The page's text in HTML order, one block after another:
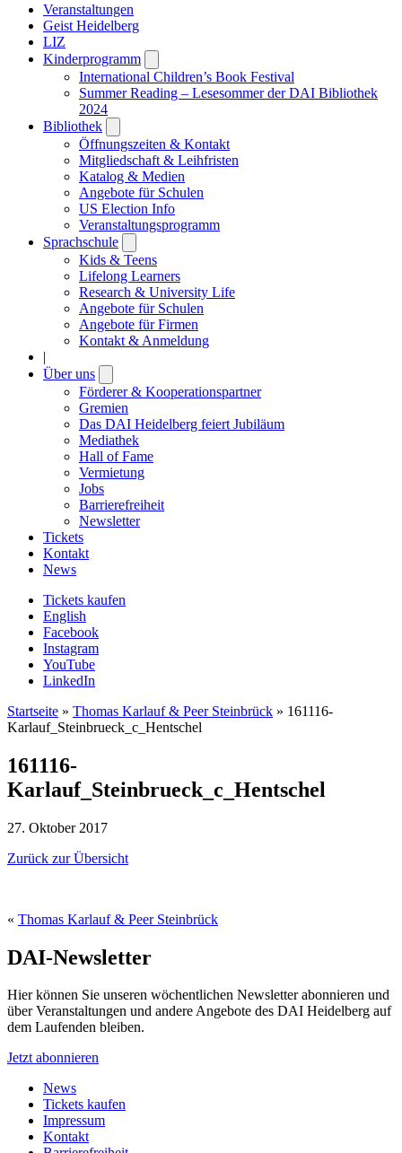
Veranstaltungen
Geist Heidelberg
LIZ
Kinderprogramm
submenu
International Children’s Book Festival
Summer Reading – Lesesommer der DAI Bibliothek
2024
Bibliothek
submenu
Öffnungszeiten & Kontakt
Mitgliedschaft & Leihfristen
Katalog & Medien
Angebote für Schulen
US Election Info
Veranstaltungsprogramm
Sprachschule
submenu
Kids & Teens
Lifelong Learners
Research & University Life
Angebote für Schulen
Angebote für Firmen
Kontakt & Anmeldung
|
Über uns
submenu
Förderer & Kooperationspartner
Gremien
Das DAI Heidelberg feiert Jubiläum
Mediathek
Hall of Fame
Vermietung
Jobs
Barrierefreiheit
Newsletter
Tickets
Kontakt
News
Tickets kaufen
English
Facebook
Instagram
YouTube
LinkedIn
Startseite » Thomas Karlauf & Peer Steinbrück » 161116-
Karlauf_Steinbrueck_c_Hentschel
161116-
Karlauf_Steinbrueck_c_Hentschel
27. Oktober 2017
Zurück zur Übersicht
« Thomas Karlauf & Peer Steinbrück
DAI-Newsletter
Hier können Sie unseren wöchentlichen Newsletter abonnieren und
über Veranstaltungen und andere Angebote des DAI Heidelberg auf
dem Laufenden bleiben.
Jetzt abonnieren
News
Tickets kaufen
Impressum
Kontakt